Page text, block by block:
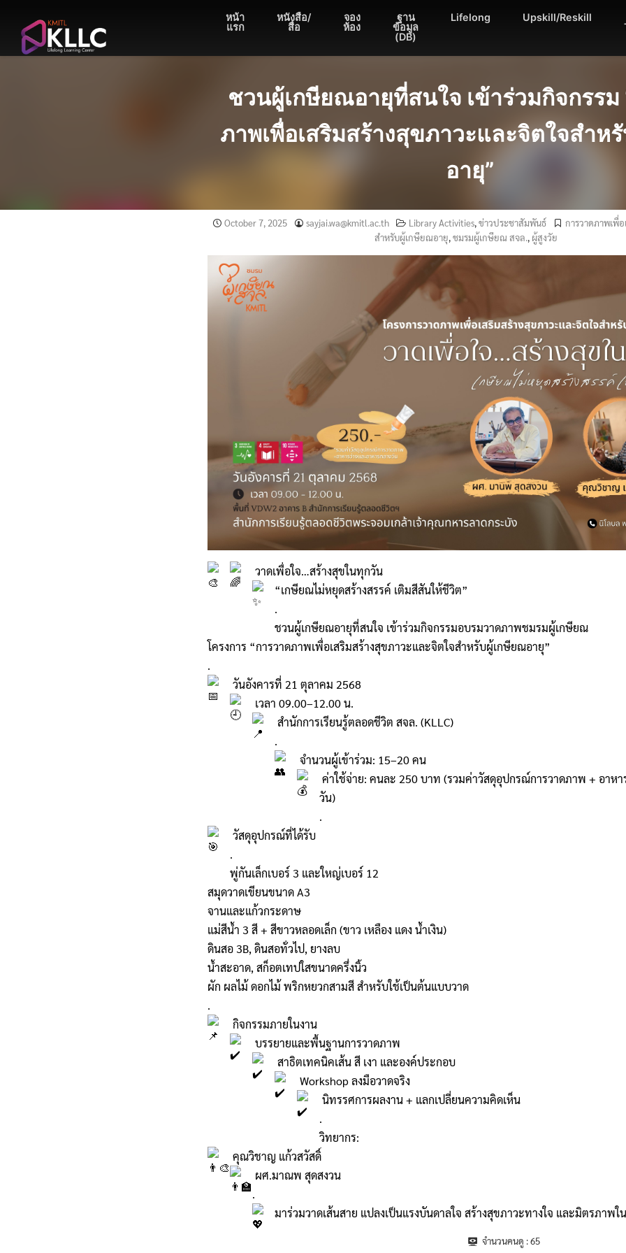
content
หน้า
แรก
หนังสือ/
สื่อ
จอง
ห้อง
ฐาน
ข้อมูล
(DB)
Lifelong Upskill/Reskill
ชวนผู้เกษียณอายุที่สนใจ เข้าร่วมกิจกรรม
ภาพเพื่อเสริมสร้างสุขภาวะและจิตใจสำห
อายุ”
October 7, 2025 sayjai.wa@kmitl.ac.th Library Activities,ข่าวประชาสัมพันธ์
การวาดภาพเพื่
สำหรับผู้เกษียณอายุ,ชมรมผู้เกษียณ สจล., ผู้สูงวัย
วาดเพื่อใจ…สร้างสุขในทุกวัน
“เกษียณไม่หยุดสร้างสรรค์ เติมสีสันให้ชีวิต”
.
ชวนผู้เกษียณอายุที่สนใจ เข้าร่วมกิจกรรมอบรมวาดภาพชมรมผู้เกษียณ
โครงการ “การวาดภาพเพื่อเสริมสร้างสุขภาวะและจิตใจสำหรับผู้เกษียณอายุ”
.
วันอังคารที่ 21 ตุลาคม 2568
เวลา 09.00–12.00 น.
สำนักการเรียนรู้ตลอดชีวิต สจล. (KLLC)
.
จำนวนผู้เข้าร่วม: 15–20 คน
ค่าใช้จ่าย: คนละ 250 บาท (รวมค่าวัสดุอุปกรณ์การวาดภาพ + อาหา
วัน)
.
วัสดุอุปกรณ์ที่ได้รับ
.
พู่กันเล็กเบอร์ 3 และใหญ่เบอร์ 12
สมุดวาดเขียนขนาด A3
จานและแก้วกระดาษ
แม่สีน้ำ 3 สี + สีขาวหลอดเล็ก (ขาว เหลือง แดง น้ำเงิน)
ดินสอ 3B, ดินสอทั่วไป, ยางลบ
น้ำสะอาด, สก็อตเทปใสขนาดครึ่งนิ้ว
ผัก ผลไม้ ดอกไม้ พริกหยวกสามสี สำหรับใช้เป็นต้นแบบวาด
.
กิจกรรมภายในงาน
บรรยายและพื้นฐานการวาดภาพ
สาธิตเทคนิคเส้น สี เงา และองค์ประกอบ
Workshop ลงมือวาดจริง
นิทรรศการผลงาน + แลกเปลี่ยนความคิดเห็น
.
วิทยากร:
คุณวิชาญ แก้วสวัสดิ์
ผศ.มาณพ สุดสงวน
.
มาร่วมวาดเส้นสาย แปลงเป็นแรงบันดาลใจ สร้างสุขภาวะทางใจ และมิตรภาพ
จำนวนคนดู :65